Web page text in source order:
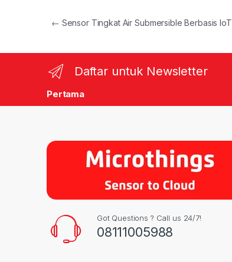
Post navigation
← Sensor Tingkat Air Submersible Berbasis IoT
Daftar untuk Newsletter
Pertama
Got Questions ? Call us 24/7!
08111005988